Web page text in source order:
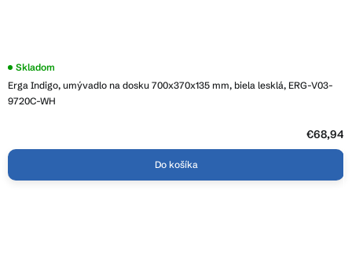
Erga Indigo, umývadlo na dosku 700x370x135 mm, biela lesklá, ERG-V03-
9720C-WH
Skladom
€68,94
Do košíka